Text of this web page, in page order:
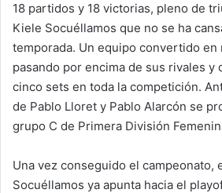
18 partidos y 18 victorias, pleno de
Kiele Socuéllamos que no se ha
temporada. Un equipo convertido en
pasando por encima de sus rivales y
cinco sets en toda la competición.
de Pablo Lloret y Pablo Alarcón se
grupo C de Primera División
Una vez conseguido el campeonato,
Socuéllamos ya apunta hacia el